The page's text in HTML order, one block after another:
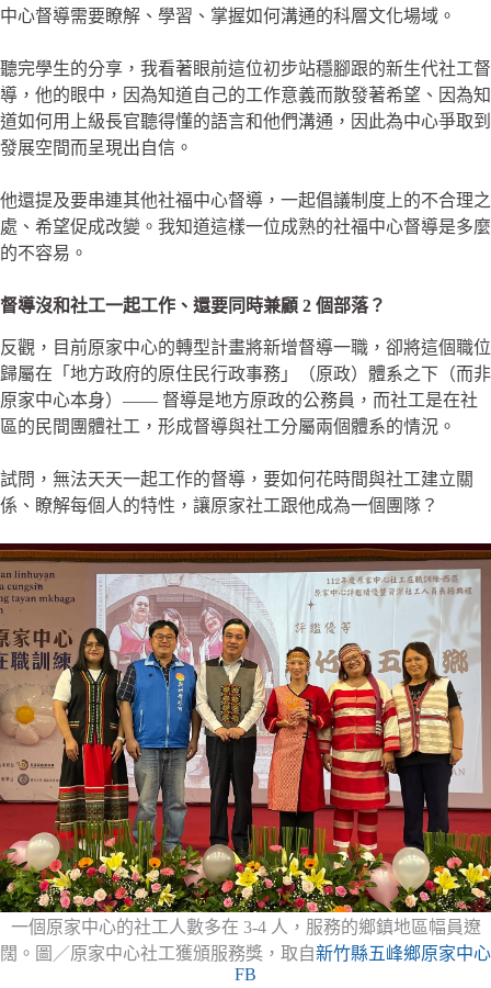
中心督導需要瞭解、學習、掌握如何溝通的科層文化場域。
聽完學生的分享，我看著眼前這位初步站穩腳跟的新生代社工督
導，他的眼中，因為知道自己的工作意義而散發著希望、因為知
道如何用上級長官聽得懂的語言和他們溝通，因此為中心爭取到
發展空間而呈現出自信。
他還提及要串連其他社福中心督導，一起倡議制度上的不合理之
處、希望促成改變。我知道這樣一位成熟的社福中心督導是多麼
的不容易。
督導沒和社工一起工作、還要同時兼顧 2 個部落？
反觀，目前原家中心的轉型計畫將新增督導一職，卻將這個職位
歸屬在「地方政府的原住民行政事務」（原政）體系之下（而非
原家中心本身）—— 督導是地方原政的公務員，而社工是在社
區的民間團體社工，形成督導與社工分屬兩個體系的情況。
試問，無法天天一起工作的督導，要如何花時間與社工建立關
係、瞭解每個人的特性，讓原家社工跟他成為一個團隊？
一個原家中心的社工人數多在 3-4 人，服務的鄉鎮地區幅員遼
闊。圖／原家中心社工獲頒服務獎，取自新竹縣五峰鄉原家中心
FB